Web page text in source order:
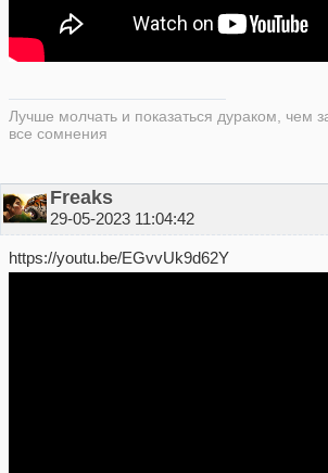
Лучше молчать и показаться дураком, чем
все сомнения
Freaks
29-05-2023 11:04:42
https://youtu.be/EGvvUk9d62Y